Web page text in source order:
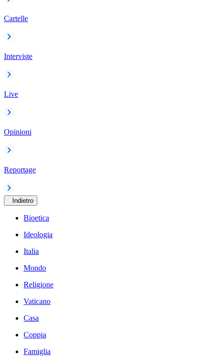
Cartelle
Interviste
Live
Opinioni
Reportage
Indietro
Bioetica
Ideologia
Italia
Mondo
Religione
Vaticano
Casa
Coppia
Famiglia